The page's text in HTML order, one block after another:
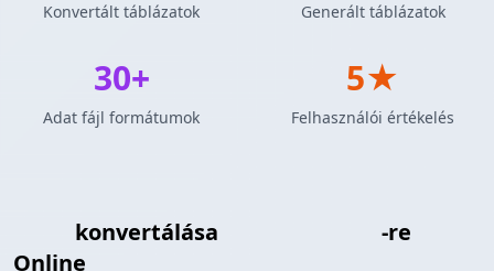
konvertálása
-re
Online
Konvertált táblázatok Generált táblázatok
30+
Adat fájl formátumok
5★
Felhasználói értékelés